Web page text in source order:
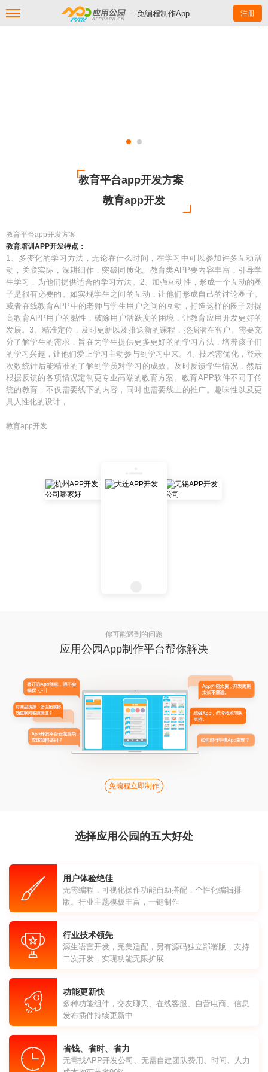
--免编程制作App 注册
教育平台app开发方案_
教育app开发
教育平台app开发方案
教育培训APP开发特点：
1、多变化的学习方法，无论在什么时间，在学习中可以参加许多互动活
动，关联实际，深耕细作，突破同质化。教育类APP要内容丰富，引导学
生学习，为他们提供适合的学习方法。2、加强互动性，形成一个互动的圈
子是很有必要的。如实现学生之间的互动，让他们形成自己的讨论圈子。
或者在线教育APP中的老师与学生用户之间的互动，打造这样的圈子对提
高教育APP用户的黏性，破除用户活跃度的困境，让教育应用开发更好的
发展。3、精准定位，及时更新以及推送新的课程，挖掘潜在客户。需要充
分了解学生的需求，旨在为学生提供更多更好的的学习方法，培养孩子们
的学习兴趣，让他们爱上学习主动参与到学习中来。4、技术需优化，登录
次数统计后能精准的了解到学员对学习的成效。及时反馈学生情况，然后
根据反馈的各项情况定制更专业高端的教育方案。教育APP软件不同于传
统的教育，不仅需要线下的内容，同时也需要线上的推广。趣味性以及更
具人性化的设计，
教育app开发
你可能遇到的问题
应用公园App制作平台帮你解决
免编程立即制作
选择应用公园的五大好处
用户体验绝佳
无需编程，可视化操作功能自助搭配，个性化编辑排
版。行业主题模板丰富，一键制作
行业技术领先
源生语言开发，完美适配，另有源码独立部署版，支持
二次开发，实现功能无限扩展
功能更新快
多种功能组件，交友聊天、在线客服、自营电商、信息
发布插件持续更新中
省钱、省时、省力
无需找APP开发公司、无需自建团队费用、时间、人力